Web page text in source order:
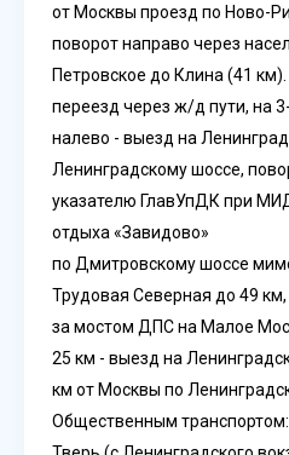
от Москвы проезд по Ново-
поворот направо через
Петровское до Клина (41
переезд через ж/д пути, на
налево - выезд на
Ленинградскому шоссе,
указателю ГлавУпДК при
отдыха «Завидово»
по Дмитровскому шоссе
Трудовая Северная до 49
за мостом ДПС на Малое
25 км - выезд на
км от Москвы по
Общественным